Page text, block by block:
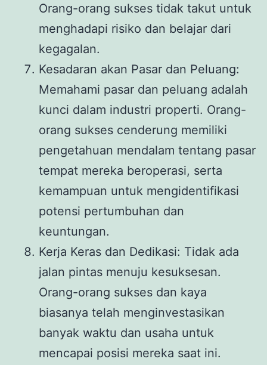
Orang-orang sukses tidak takut untuk
menghadapi risiko dan belajar dari
kegagalan.
Kesadaran akan Pasar dan Peluang:
Memahami pasar dan peluang adalah
kunci dalam industri properti. Orang-
orang sukses cenderung memiliki
pengetahuan mendalam tentang pasar
tempat mereka beroperasi, serta
kemampuan untuk mengidentifikasi
potensi pertumbuhan dan
keuntungan.
Kerja Keras dan Dedikasi: Tidak ada
jalan pintas menuju kesuksesan.
Orang-orang sukses dan kaya
biasanya telah menginvestasikan
banyak waktu dan usaha untuk
mencapai posisi mereka saat ini.